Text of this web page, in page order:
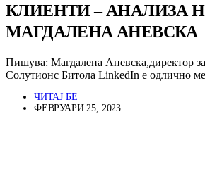
КЛИЕНТИ – АНАЛИЗА
МАГДАЛЕНА АНЕВСКА
Пишува: Магдалена Аневска,директор
Солутионс Битола LinkedIn е одлично
ЧИТАЈ БЕ
ФЕВРУАРИ 25, 2023